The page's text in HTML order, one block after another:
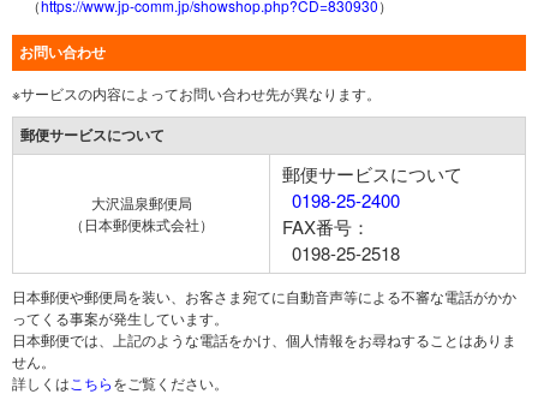
（https://www.jp-comm.jp/showshop.php?CD=830930）
お問い合わせ
※サービスの内容によってお問い合わせ先が異なります。
郵便サービスについて
大沢温泉郵便局
（日本郵便株式会社）
郵便サービスについて
0198-25-2400
FAX番号：
0198-25-2518
日本郵便や郵便局を装い、お客さま宛てに自動音声等による不審な電話がかか
ってくる事案が発生しています。
日本郵便では、上記のような電話をかけ、個人情報をお尋ねすることはありま
せん。
詳しくは こちらをご覧ください。